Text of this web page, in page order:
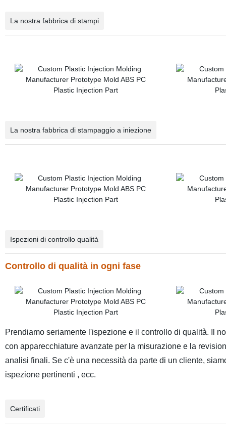
La nostra fabbrica di stampi
La nostra fabbrica di stampaggio a iniezione
Ispezioni di controllo qualità
Controllo di qualità in ogni fase
Prendiamo seriamente l'ispezione e il controllo di qualità. Il
con apparecchiature avanzate per la misurazione e la
analisi finali. Se c'è una necessità da parte di un cliente,
ispezione pertinenti , ecc.
Certificati